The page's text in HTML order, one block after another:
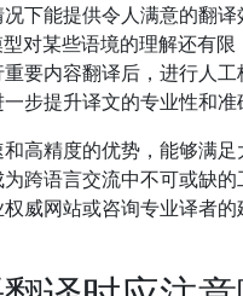
下能提供令人满意的翻
对某些语境的理解还有
要内容翻译后，进行人
步提升译文的专业性和准
高精度的优势，能够满
跨语言交流中不可或缺
威网站或咨询专业译者